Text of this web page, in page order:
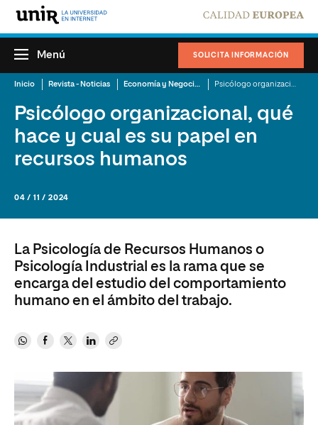
SOLICITA INFORMACIÓN
Menú
Inicio Revista - Noticias Economía y Negocios
Psicólogo organizacional, qué
hace y cual es su papel en
recursos humanos
04 / 11 / 2024
La Psicología de Recursos Humanos o
Psicología Industrial es la rama que se
encarga del estudio del comportamiento
humano en el ámbito del trabajo.